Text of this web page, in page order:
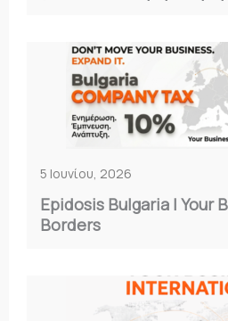
5 Ιουνίου, 2026
Epidosis Bulgaria | Your
Borders